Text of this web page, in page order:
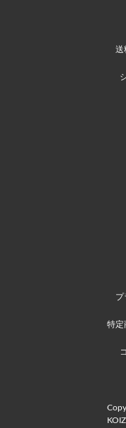
送
プ
特定